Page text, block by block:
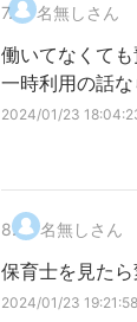
7. 名無しさん
働いてなくても
一時利用の話な
2024/01/23
8. 名無しさん
保育士を見たら
2024/01/23 19:21:58